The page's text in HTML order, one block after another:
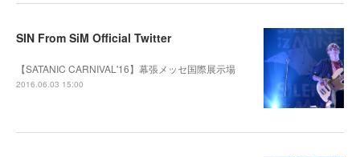
SIN From SiM Official Twitter
【SATANIC CARNIVAL'16】幕張メッセ国際展示場
2016.06.03 15:00